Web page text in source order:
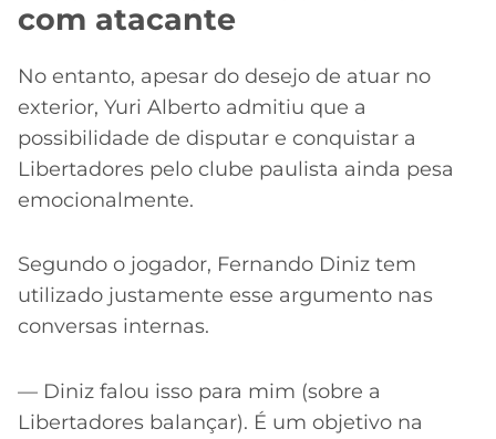
com atacante
No entanto, apesar do desejo de atuar no
exterior, Yuri Alberto admitiu que a
possibilidade de disputar e conquistar a
Libertadores pelo clube paulista ainda pesa
emocionalmente.
Segundo o jogador, Fernando Diniz tem
utilizado justamente esse argumento nas
conversas internas.
— Diniz falou isso para mim (sobre a
Libertadores balançar). É um objetivo na